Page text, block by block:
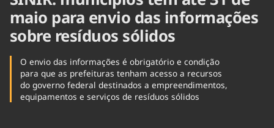
maio para envio das informações
sobre resíduos sólidos
O envio das informações é obrigatório e condição
para que as prefeituras tenham acesso a recursos
do governo federal destinados a empreendimentos,
equipamentos e serviços de resíduos sólidos